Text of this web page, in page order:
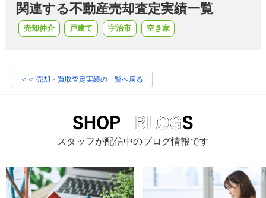
関連する不動産売却査定実績一覧
売却仲介 戸建て 宇治市 空き家
＜＜ 売却・買取査定実績の一覧へ戻る
スタッフが配信中のブログ情報です